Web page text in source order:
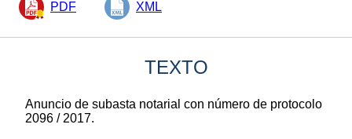
PDF XML
TEXTO
Anuncio de subasta notarial con número de protocolo
2096 / 2017.